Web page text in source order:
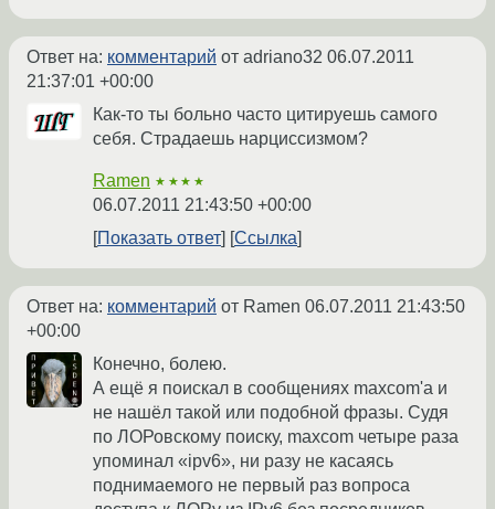
Ответ на: комментарий от adriano32 06.07.2011
21:37:01 +00:00
Как-то ты больно часто цитируешь самого
себя. Страдаешь нарциссизмом?
Ramen ★★★★
06.07.2011 21:43:50 +00:00
Показать ответ
Ссылка
Ответ на: комментарий от Ramen 06.07.2011 21:43:50
+00:00
Конечно, болею.
А ещё я поискал в сообщениях maxcom'a и
не нашёл такой или подобной фразы. Судя
по ЛОРовскому поиску, maxcom четыре раза
упоминал «ipv6», ни разу не касаясь
поднимаемого не первый раз вопроса